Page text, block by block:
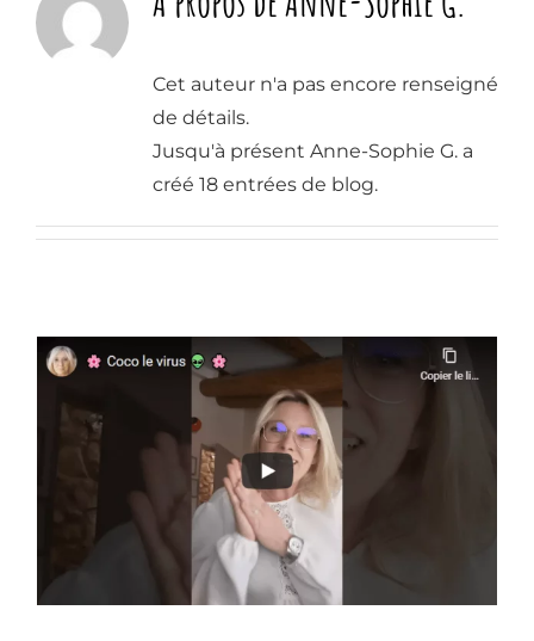
La
neurolinguistique
psychotraumatologie
Le blog
Prendre un rdv
Cet auteur n'a pas encore renseigné
de détails.
Jusqu'à présent Anne-Sophie G. a
créé 18 entrées de blog.
SOPHRO’KIDS